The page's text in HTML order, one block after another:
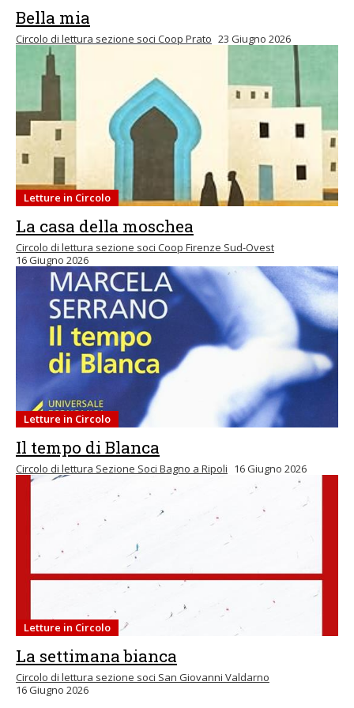
Bella mia
Circolo di lettura sezione soci Coop Prato 23 Giugno 2026
Letture in Circolo
La casa della moschea
Circolo di lettura sezione soci Coop Firenze Sud-Ovest
16 Giugno 2026
Letture in Circolo
Il tempo di Blanca
Circolo di lettura Sezione Soci Bagno a Ripoli 16 Giugno 2026
Letture in Circolo
La settimana bianca
Circolo di lettura sezione soci San Giovanni Valdarno
16 Giugno 2026